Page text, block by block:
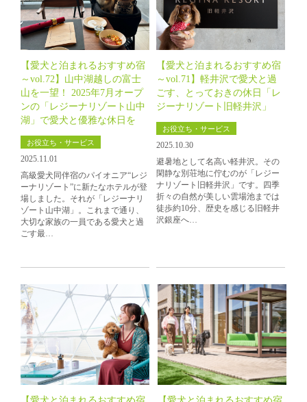
【愛犬と泊まれるおすすめ宿
～vol.72】山中湖越しの富士
山を一望！ 2025年7月オープ
ンの「レジーナリゾート山中
湖」で愛犬と優雅な休日を
お役立ち・サービス
2025.11.01
高級愛犬同伴宿のパイオニア“レジ
ーナリゾート”に新たなホテルが登
場しました。それが「レジーナリ
ゾート山中湖」。これまで通り、
大切な家族の一員である愛犬と過
ごす最…
【愛犬と泊まれるおすすめ宿
～vol.71】軽井沢で愛犬と過
ごす、とっておきの休日「レ
ジーナリゾート旧軽井沢」
お役立ち・サービス
2025.10.30
避暑地として名高い軽井沢。その
閑静な別荘地に佇むのが「レジー
ナリゾート旧軽井沢」です。四季
折々の自然が美しい雲場池までは
徒歩約10分、歴史を感じる旧軽井
沢銀座へ…